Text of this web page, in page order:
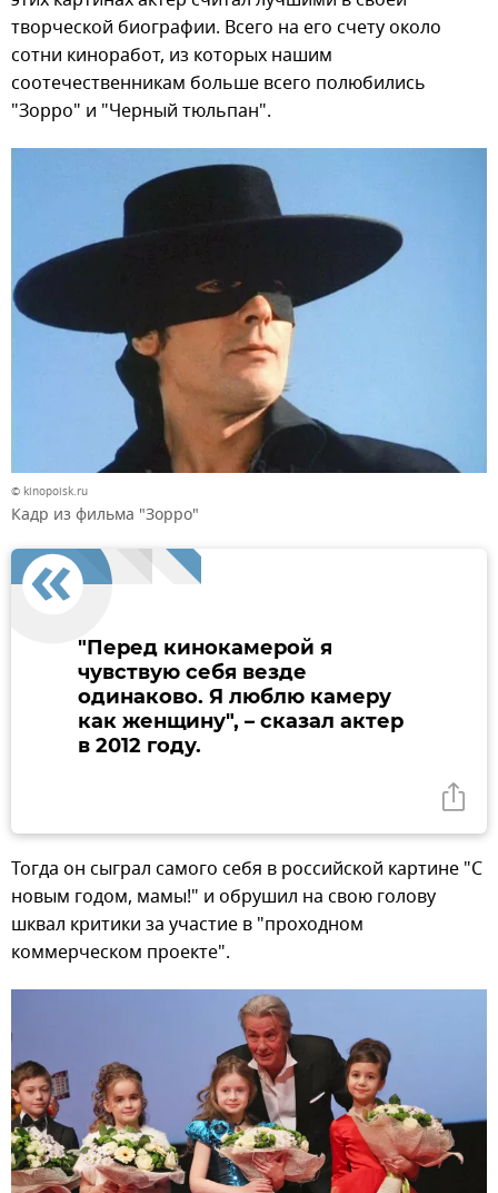
творческой биографии. Всего на его счету около
сотни киноработ, из которых нашим
соотечественникам больше всего полюбились
"Зорро" и "Черный тюльпан".
© kinopoisk.ru
Кадр из фильма "Зорро"
"Перед кинокамерой я
чувствую себя везде
одинаково. Я люблю камеру
как женщину", – сказал актер
в 2012 году.
Тогда он сыграл самого себя в российской картине "С
новым годом, мамы!" и обрушил на свою голову
шквал критики за участие в "проходном
коммерческом проекте".